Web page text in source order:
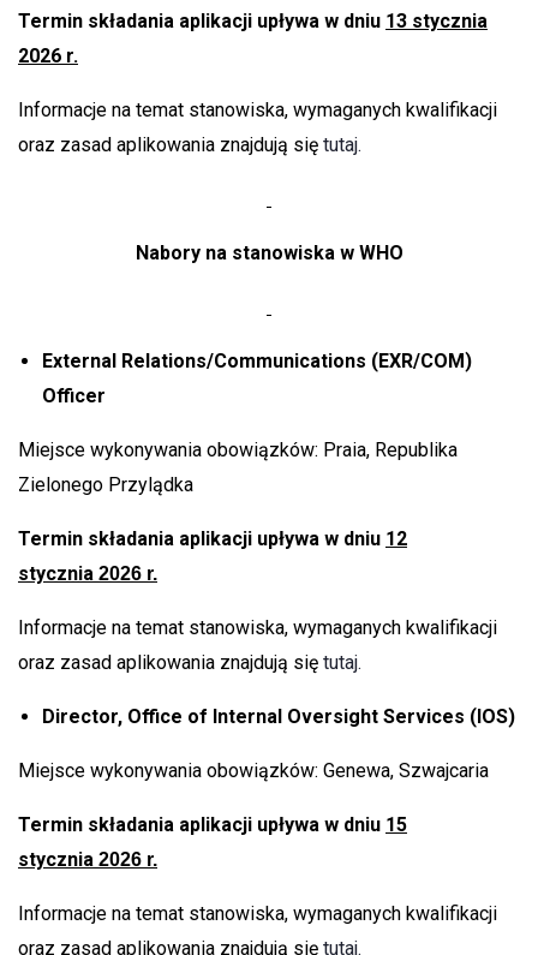
Termin składania aplikacji upływa w dniu 13 stycznia
2026 r.
Informacje na temat stanowiska, wymaganych kwalifikacji
oraz zasad aplikowania znajdują się tutaj.
Nabory na stanowiska w WHO
External Relations/Communications (EXR/COM)
Officer
Miejsce wykonywania obowiązków: Praia, Republika
Zielonego Przylądka
Termin składania aplikacji upływa w dniu 12
stycznia 2026 r.
Informacje na temat stanowiska, wymaganych kwalifikacji
oraz zasad aplikowania znajdują się tutaj.
Director, Office of Internal Oversight Services (IOS)
Miejsce wykonywania obowiązków: Genewa, Szwajcaria
Termin składania aplikacji upływa w dniu 15
stycznia 2026 r.
Informacje na temat stanowiska, wymaganych kwalifikacji
oraz zasad aplikowania znajdują się tutaj.